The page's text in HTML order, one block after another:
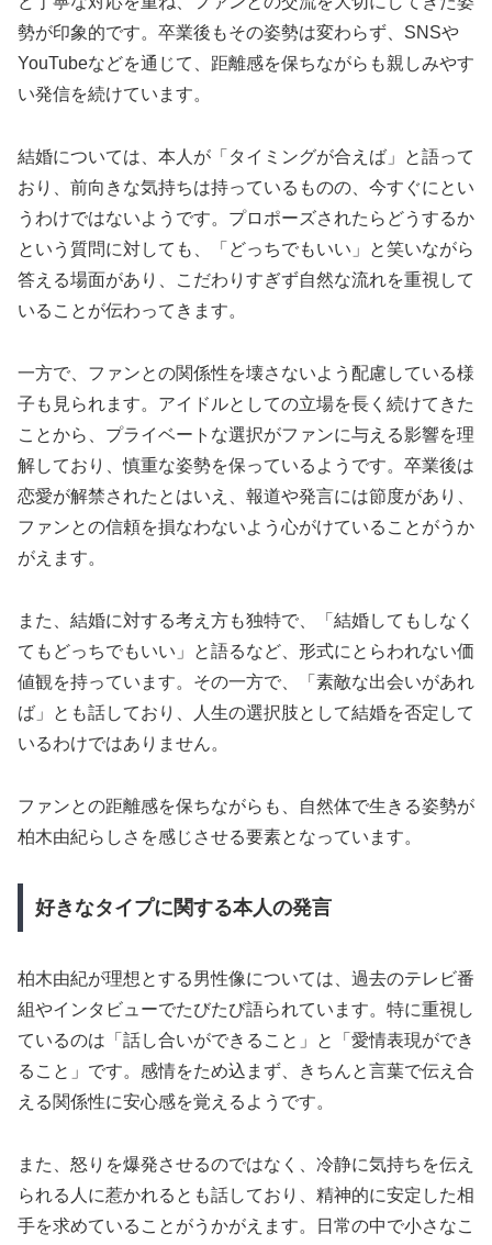
勢が印象的です。卒業後もその姿勢は変わらず、SNSや
YouTubeなどを通じて、距離感を保ちながらも親しみやす
い発信を続けています。
結婚については、本人が「タイミングが合えば」と語って
おり、前向きな気持ちは持っているものの、今すぐにとい
うわけではないようです。プロポーズされたらどうするか
という質問に対しても、「どっちでもいい」と笑いながら
答える場面があり、こだわりすぎず自然な流れを重視して
いることが伝わってきます。
一方で、ファンとの関係性を壊さないよう配慮している様
子も見られます。アイドルとしての立場を長く続けてきた
ことから、プライベートな選択がファンに与える影響を理
解しており、慎重な姿勢を保っているようです。卒業後は
恋愛が解禁されたとはいえ、報道や発言には節度があり、
ファンとの信頼を損なわないよう心がけていることがうか
がえます。
また、結婚に対する考え方も独特で、「結婚してもしなく
てもどっちでもいい」と語るなど、形式にとらわれない価
値観を持っています。その一方で、「素敵な出会いがあれ
ば」とも話しており、人生の選択肢として結婚を否定して
いるわけではありません。
ファンとの距離感を保ちながらも、自然体で生きる姿勢が
柏木由紀らしさを感じさせる要素となっています。
好きなタイプに関する本人の発言
柏木由紀が理想とする男性像については、過去のテレビ番
組やインタビューでたびたび語られています。特に重視し
ているのは「話し合いができること」と「愛情表現ができ
ること」です。感情をため込まず、きちんと言葉で伝え合
える関係性に安心感を覚えるようです。
また、怒りを爆発させるのではなく、冷静に気持ちを伝え
られる人に惹かれるとも話しており、精神的に安定した相
手を求めていることがうかがえます。日常の中で小さなこ